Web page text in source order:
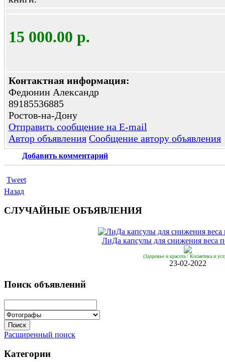
15 000.00 р.
Контактная информация:
Федюнин Александр
89185536885
Ростов-на-Дону
Отправить сообщение на E-mail
Автор объявления Сообщение автору объявления
Добавить комментарий
Tweet
Назад
СЛУЧАЙНЫЕ ОБЪЯВЛЕНИЯ
ЛиДа капсулы для снижения веса
(Здоровье и красота / Косметика и
23-02-2022
Поиск объявлений
Расширенный поиск
Категории